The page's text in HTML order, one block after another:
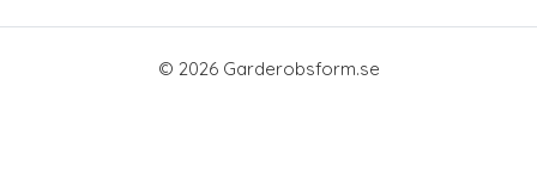
© 2026 Garderobsform.se